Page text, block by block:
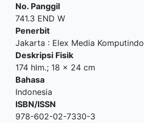
No. Panggil
741.3 END W
Penerbit
Jakarta : Elex Media Komputindo
Deskripsi Fisik
174 hlm.; 18 x 24 cm
Bahasa
Indonesia
ISBN/ISSN
978-602-02-7330-3